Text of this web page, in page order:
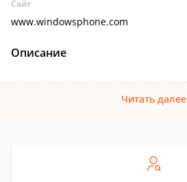
Сайт
www.windowsphone.com
Описание
Читать далее